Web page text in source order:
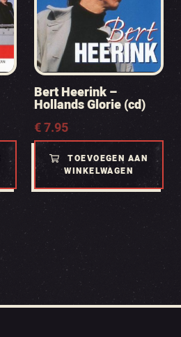
Bert Heerink –
Hollands Glorie (cd)
€7.95
TOEVOEGEN AAN
WINKELWAGEN